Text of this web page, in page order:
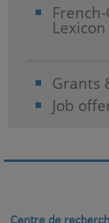
Lexicon
Grants
Job